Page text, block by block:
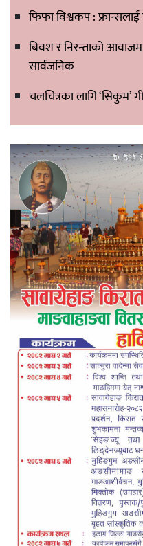
फिफा विश्वकप : फ्रान्सलाई
बिवश र निरन्ताको
सार्वजनिक
चलचित्रका लागि ‘सिकुम’